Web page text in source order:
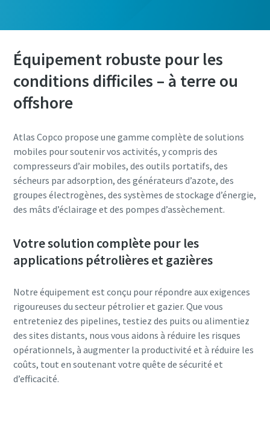
Équipement robuste pour les
conditions difficiles – à terre ou
offshore
Atlas Copco propose une gamme complète de solutions
mobiles pour soutenir vos activités, y compris des
compresseurs d’air mobiles, des outils portatifs, des
sécheurs par adsorption, des générateurs d’azote, des
groupes électrogènes, des systèmes de stockage d’énergie,
des mâts d’éclairage et des pompes d’assèchement.
Votre solution complète pour les
applications pétrolières et gazières
Notre équipement est conçu pour répondre aux exigences
rigoureuses du secteur pétrolier et gazier. Que vous
entreteniez des pipelines, testiez des puits ou alimentiez
des sites distants, nous vous aidons à réduire les risques
opérationnels, à augmenter la productivité et à réduire les
coûts, tout en soutenant votre quête de sécurité et
d’efficacité.